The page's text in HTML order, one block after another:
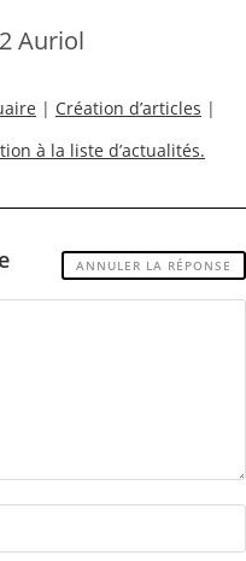
Auriol
| Création d’articles |
à la liste d’actualités.
ANNULER LA RÉPONSE